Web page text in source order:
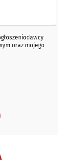
oraz mojego